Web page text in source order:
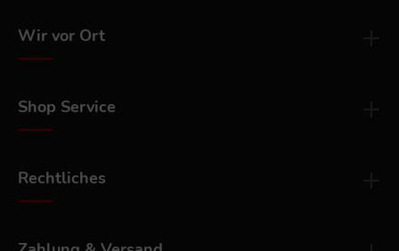
Wir vor Ort
Shop Service
Rechtliches